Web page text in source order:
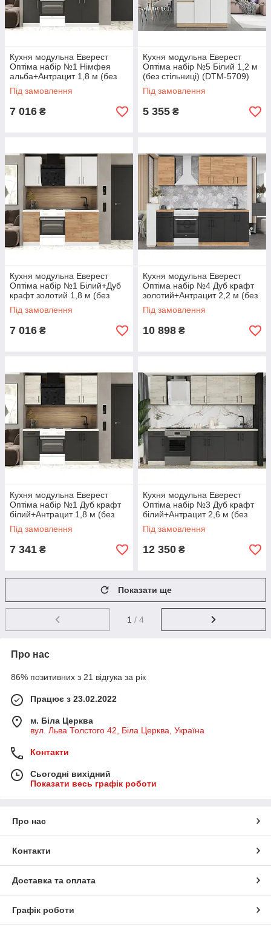
Кухня модульна Еверест
Оптіма набір №1 Німфея
альба+Антрацит 1,8 м (без
стільниці) (DTM-5692)
Під замовлення
7 016 ₴
Кухня модульна Еверест
Оптіма набір №5 Білий 1,2 м
(без стільниці) (DTM-5709)
Під замовлення
5 355 ₴
Кухня модульна Еверест
Оптіма набір №1 Білий+Дуб
крафт золотий 1,8 м (без
стільниці) (DTM-5691)
Під замовлення
7 016 ₴
Кухня модульна Еверест
Оптіма набір №4 Дуб крафт
золотий+Антрацит 2,2 м (без
стільниці) (DTM-5705)
Під замовлення
10 898 ₴
Кухня модульна Еверест
Оптіма набір №1 Дуб крафт
білий+Антрацит 1,8 м (без
стільниці) (DTM-5689)
Під замовлення
7 341 ₴
Кухня модульна Еверест
Оптіма набір №3 Дуб крафт
білий+Антрацит 2,6 м (без
стільниці) (DTM-5699)
Під замовлення
12 350 ₴
Показати ще
1 / 4
Про нас
86% позитивних з 21 відгука за рік
Працює з 23.02.2022
м. Біла Церква
вул. Льва Толстого 42, Біла Церква, Україна
Контакти
Сьогодні вихідний
Показати весь графік роботи
Про нас
Контакти
Доставка та оплата
Графік роботи